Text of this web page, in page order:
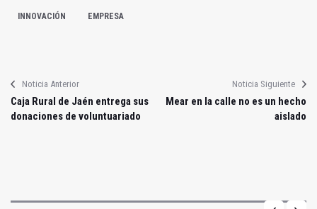
INNOVACIÓN EMPRESA
Noticia Anterior
Caja Rural de Jaén entrega sus
donaciones de voluntuariado
Noticia Siguiente
Mear en la calle no es un hecho
aislado